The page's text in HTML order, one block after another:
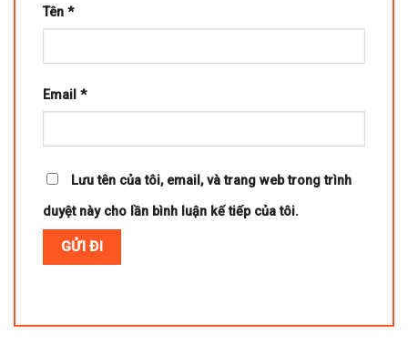
Tên *
Email *
Lưu tên của tôi, email, và trang web trong trình
duyệt này cho lần bình luận kế tiếp của tôi.